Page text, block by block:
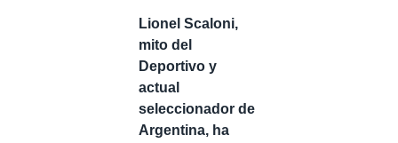
Lionel Scaloni,
mito del
Deportivo y
actual
seleccionador de
Argentina, ha